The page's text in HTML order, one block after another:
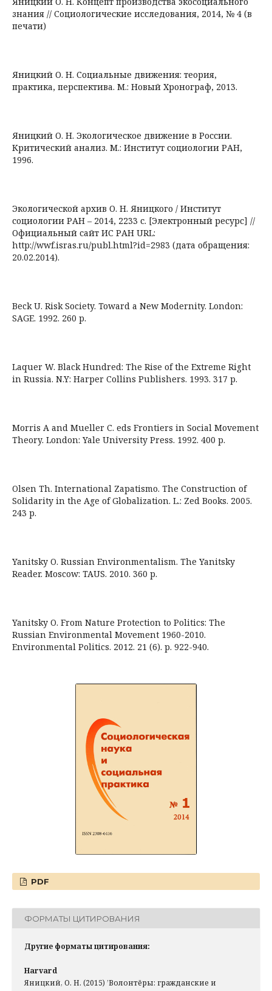
знания // Социологические исследования, 2014, № 4 (в
печати)
Яницкий О. Н. Социальные движения: теория,
практика, перспектива. М.: Новый Хронограф, 2013.
Яницкий О. Н. Экологическое движение в России.
Критический анализ. М.: Институт социологии РАН,
1996.
Экологической архив О. Н. Яницкого / Институт
социологии РАН – 2014, 2233 с. [Электронный ресурс] //
Официальный сайт ИС РАН URL:
http://wwf.isras.ru/publ.html?id=2983 (дата обращения:
20.02.2014).
Beck U. Risk Society. Toward a New Modernity. London:
SAGE. 1992. 260 p.
Laquer W. Black Hundred: The Rise of the Extreme Right
in Russia. N.Y: Harper Collins Publishers. 1993. 317 p.
Morris A and Mueller C. eds Frontiers in Social Movement
Theory. London: Yale University Press. 1992. 400 p.
Olsen Th. International Zapatismo. The Construction of
Solidarity in the Age of Globalization. L.: Zed Books. 2005.
243 p.
Yanitsky O. Russian Environmentalism. The Yanitsky
Reader. Moscow: TAUS. 2010. 360 p.
Yanitsky O. From Nature Protection to Politics: The
Russian Environmental Movement 1960-2010.
Environmental Politics. 2012. 21 (6). p. 922-940.
PDF
ФОРМАТЫ ЦИТИРОВАНИЯ
Другие форматы цитирования:
Harvard
Яницкий, О. Н. (2015) ’Волонтёры: гражданские и